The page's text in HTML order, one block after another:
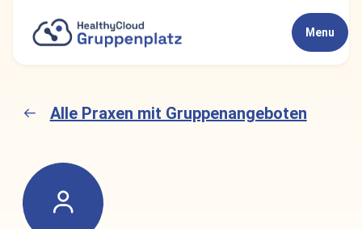
Menu
Alle Praxen mit Gruppenangeboten